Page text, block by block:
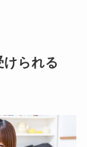
けられる